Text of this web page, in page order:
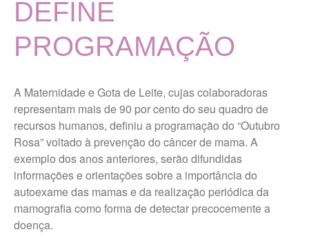
DE PRIVACIDADE
Vigilância Nutricional
Portal da Transparência
Ouvidoria Maternidade Gota
de Leite
Trabalhe Conosco Geral
DEFINE
PROGRAMAÇÃO
A Maternidade e Gota de Leite, cujas colaboradoras
representam mais de 90 por cento do seu quadro de
recursos humanos, definiu a programação do “Outubro
Rosa” voltado à prevenção do câncer de mama. A
exemplo dos anos anteriores, serão difundidas
informações e orientações sobre a importância do
autoexame das mamas e da realização periódica da
mamografia como forma de detectar precocemente a
doença.